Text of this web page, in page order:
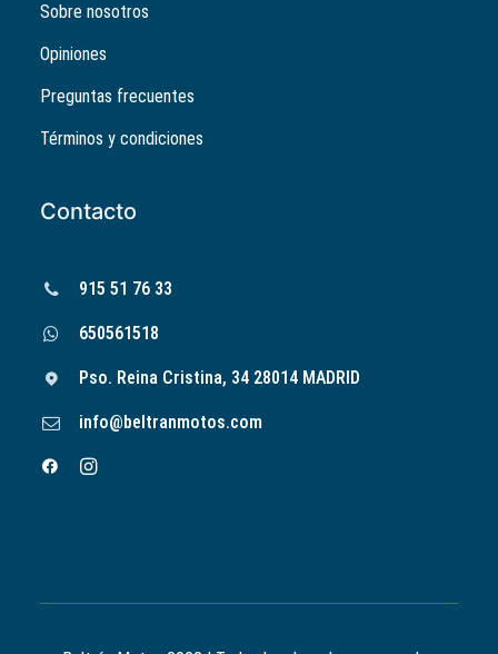
Sobre nosotros
Opiniones
Preguntas frecuentes
Términos y condiciones
Contacto
915 51 76 33
650561518
Pso. Reina Cristina, 34 28014 MADRID
info@beltranmotos.com